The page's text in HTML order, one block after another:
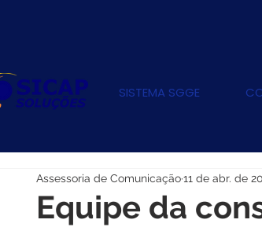
SISTEMA SGGE
Equipe da
Assessoria de Comunicação11 de abr. de